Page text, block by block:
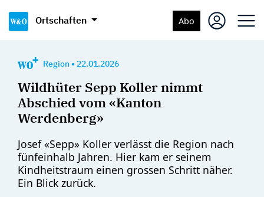
Ortschaften Abo
Region • 22.01.2026
Wildhüter Sepp Koller nimmt
Abschied vom «Kanton
Werdenberg»
Josef «Sepp» Koller verlässt die Region nach
fünfeinhalb Jahren. Hier kam er seinem
Kindheitstraum einen grossen Schritt näher.
Ein Blick zurück.